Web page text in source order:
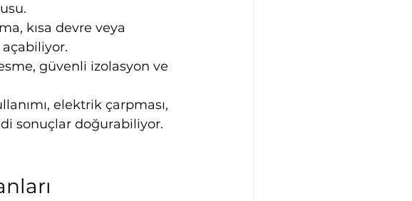
kısa devre veya
güvenli izolasyon ve
elektrik çarpması,
sonuçlar doğurabiliyor.